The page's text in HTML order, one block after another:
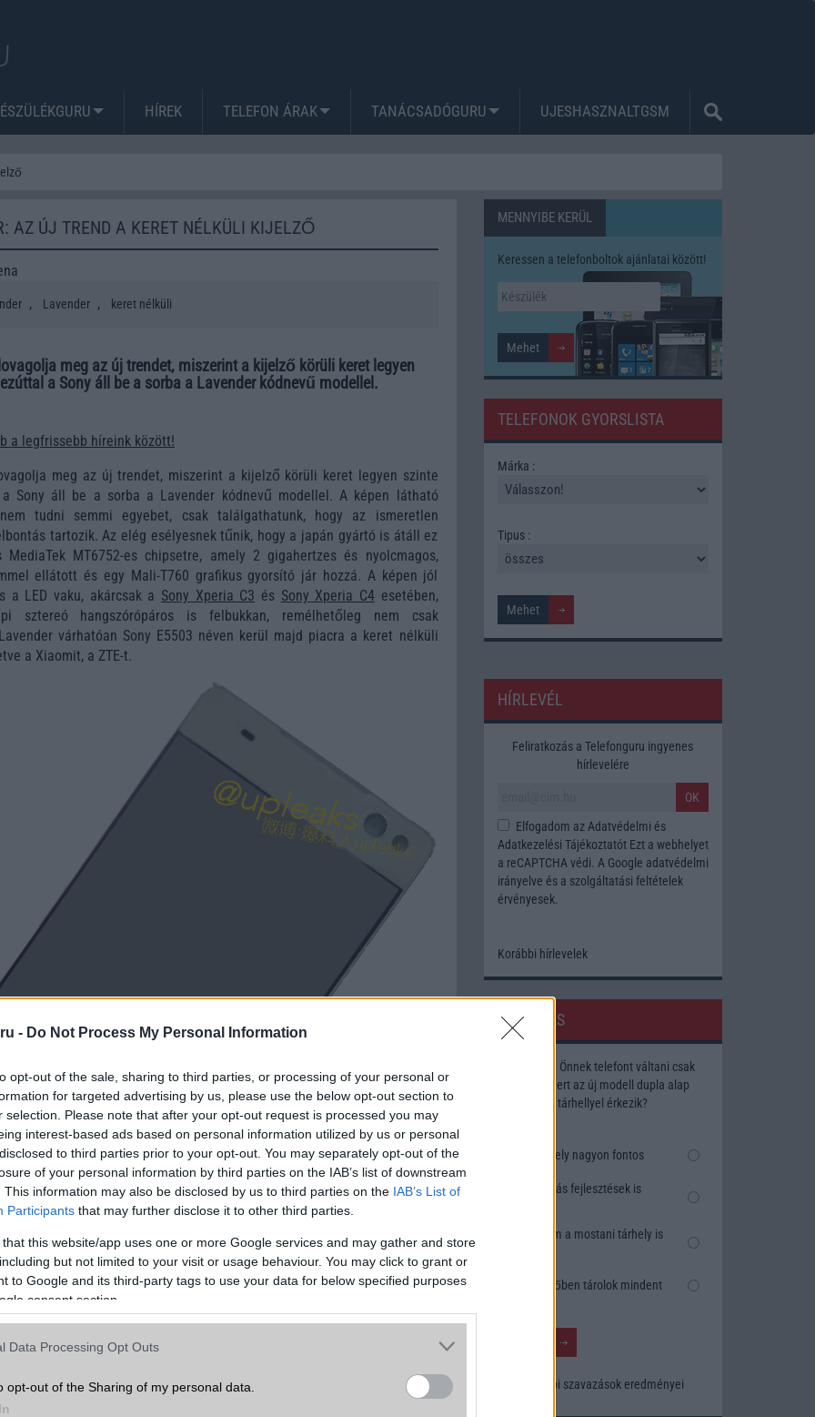
- Do Not Process My Personal Information
opt-out of the sale, sharing to third parties, or processing of your personal or
for targeted advertising by us, please use the below opt-out section to
selection. Please note that after your opt-out request is processed you may
interest-based ads based on personal information utilized by us or personal
to third parties prior to your opt-out. You may separately opt-out of the
of your personal information by third parties on the IAB’s list of downstream
This information may also be disclosed by us to third parties on the IAB’s List of
Participants that may further disclose it to other third parties.
that this website/app uses one or more Google services and may gather and store
but not limited to your visit or usage behaviour. You may click to grant or
to Google and its third-party tags to use your data for below specified purposes
consent section.
Data Processing Opt Outs
opt-out of the Sharing of my personal data.
HÍREK TELEFON ÁRAK TANÁCSADÓGURU UJESHASZNALTGSM
AZ ÚJ TREND A KERET NÉLKÜLI KIJELZŐ
, Lavender , keret nélküli
meg az új trendet, miszerint a kijelző körüli keret legyen
a Sony áll be a sorba a Lavender kódnevű modellel.
a legfrissebb híreink között!
meg az új trendet, miszerint a kijelző körüli keret legyen szinte
Sony áll be a sorba a Lavender kódnevű modellel. A képen látható
tudni semmi egyebet, csak találgathatunk, hogy az ismeretlen
tartozik. Az elég esélyesnek tűnik, hogy a japán gyártó is átáll ez
MT6752-es chipsetre, amely 2 gigahertzes és nyolcmagos,
ellátott és egy Mali-T760 grafikus gyorsító jár hozzá. A képen jól
a LED vaku, akárcsak a Sony Xperia C3 és Sony Xperia C4esetében,
sztereó hangszórópáros is felbukkan, remélhetőleg nem csak
várhatóan Sony E5503 néven kerül majd piacra a keret nélküli
a Xiaomit, a ZTE-t.
MENNYIBE KERÜL
Keressen a telefonboltok ajánlatai között!
TELEFONOK GYORSLISTA
Márka :
Tipus :
HÍRLEVÉL
Feliratkozás a Telefonguru ingyenes
hírlevelére
OK
Elfogadom az Adatvédelmi és
Adatkezelési TájékoztatótEzt a webhelyet
a reCAPTCHA védi. A Google adatvédelmi
irányelve és a szolgáltatási feltételek
érvényesek.
Korábbi hírlevelek
SZAVAZÁS
Megérné Önnek telefont váltani csak
azért, mert az új modell dupla alap
tárhellyel érkezik?
Igen, a tárhely nagyon fontos
Talán, ha más fejlesztések is
Nem, nekem a mostani tárhely is
Inkább felhőben tárolok mindent
Korábbi szavazások eredményei